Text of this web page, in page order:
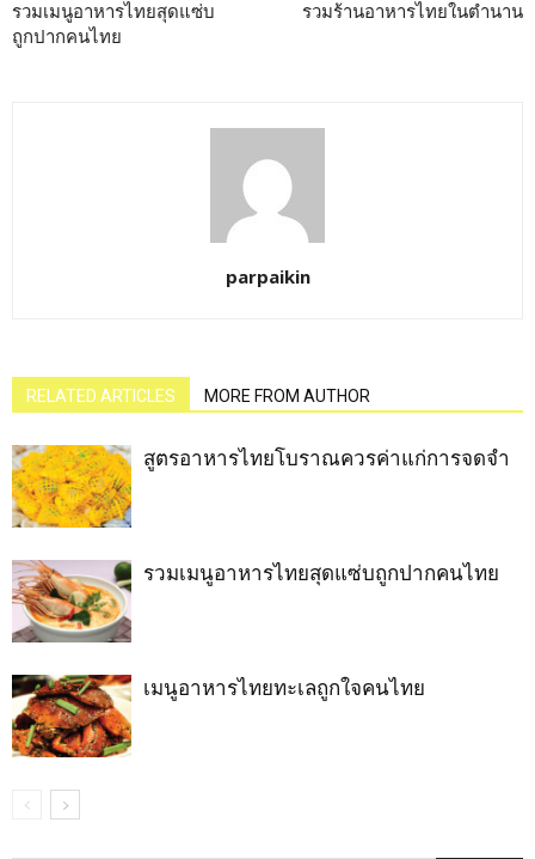
รวมเมนูอาหารไทยสุดแซ่บ
ถูกปากคนไทย
รวมร้านอาหารไทยในตำนาน
parpaikin
RELATED ARTICLES MORE FROM AUTHOR
สูตรอาหารไทยโบราณควรค่าแก่การจดจำ
รวมเมนูอาหารไทยสุดแซ่บถูกปากคนไทย
เมนูอาหารไทยทะเลถูกใจคนไทย